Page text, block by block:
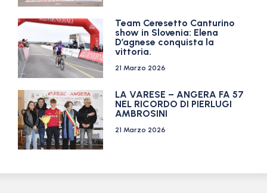
Team Ceresetto Canturino
show in Slovenia: Elena
D’agnese conquista la
vittoria.
21 Marzo 2026
LA VARESE – ANGERA FA 57
NEL RICORDO DI PIERLUGI
AMBROSINI
21 Marzo 2026